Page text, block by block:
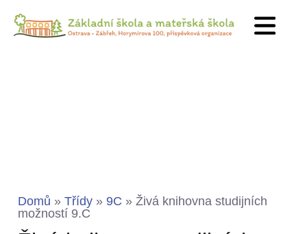
Domů » Třídy » 9C » Živá knihovna studijních
možností 9.C